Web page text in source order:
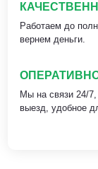
Работаем до
вернем деньги.
Мы на связи 24/
выезд, удобное